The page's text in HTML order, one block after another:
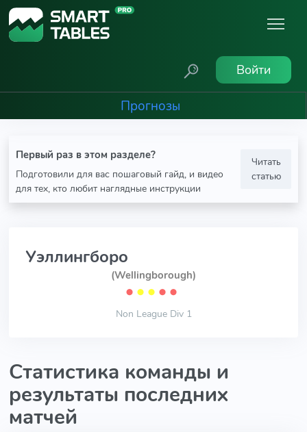
Войти
Прогнозы
Первый раз в этом разделе?
Подготовили для вас пошаговый гайд, и видео
для тех, кто любит наглядные инструкции
Читать
статью
Уэллингборо
(Wellingborough)
⬤ ⬤ ⬤ ⬤ ⬤
Non League Div 1
Статистика команды и
результаты последних
матчей